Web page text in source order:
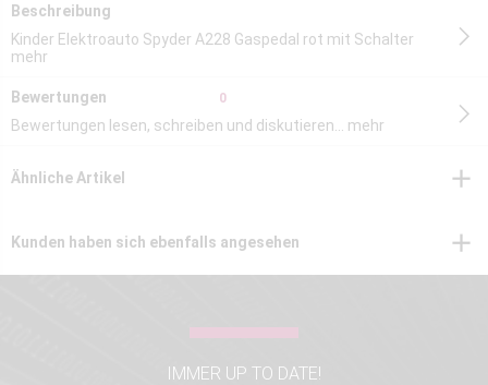
Beschreibung
Kinder Elektroauto Spyder A228 Gaspedal rot mit Schalter
mehr
Bewertungen 0
Bewertungen lesen, schreiben und diskutieren... mehr
Ähnliche Artikel
Kunden haben sich ebenfalls angesehen
IMMER UP TO DATE!